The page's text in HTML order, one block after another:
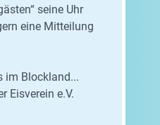
seine Uhr
eine Mitteilung
im Blockland...
Eisverein e.V.